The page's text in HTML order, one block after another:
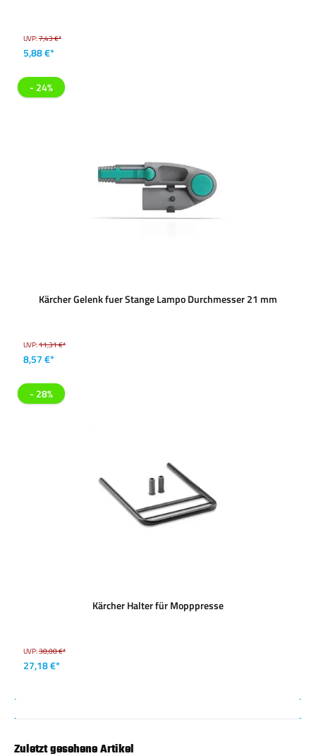
UVP:7,43 €*
5,88 €*
- 24%
Kärcher Gelenk fuer Stange Lampo Durchmesser 21 mm
UVP:11,31 €*
8,57 €*
- 28%
Kärcher Halter für Mopppresse
UVP:38,08 €*
27,18 €*
Zuletzt gesehene Artikel